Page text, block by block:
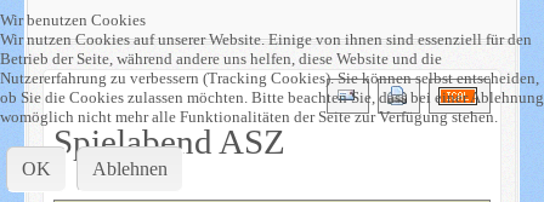
Spielabend ASZ
Wir benutzen Cookies
Wir nutzen Cookies auf unserer Website. Einige von ihnen sind essenziell für den
Betrieb der Seite, während andere uns helfen, diese Website und die
Nutzererfahrung zu verbessern (Tracking Cookies). Sie können selbst entscheiden,
ob Sie die Cookies zulassen möchten. Bitte beachten Sie, dass bei einer Ablehnung
womöglich nicht mehr alle Funktionalitäten der Seite zur Verfügung stehen.
OK Ablehnen